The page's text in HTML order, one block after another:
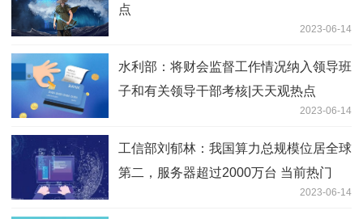
点
2023-06-14
水利部：将财会监督工作情况纳入领导班
子和有关领导干部考核|天天观热点
2023-06-14
工信部刘郁林：我国算力总规模位居全球
第二，服务器超过2000万台 当前热门
2023-06-14